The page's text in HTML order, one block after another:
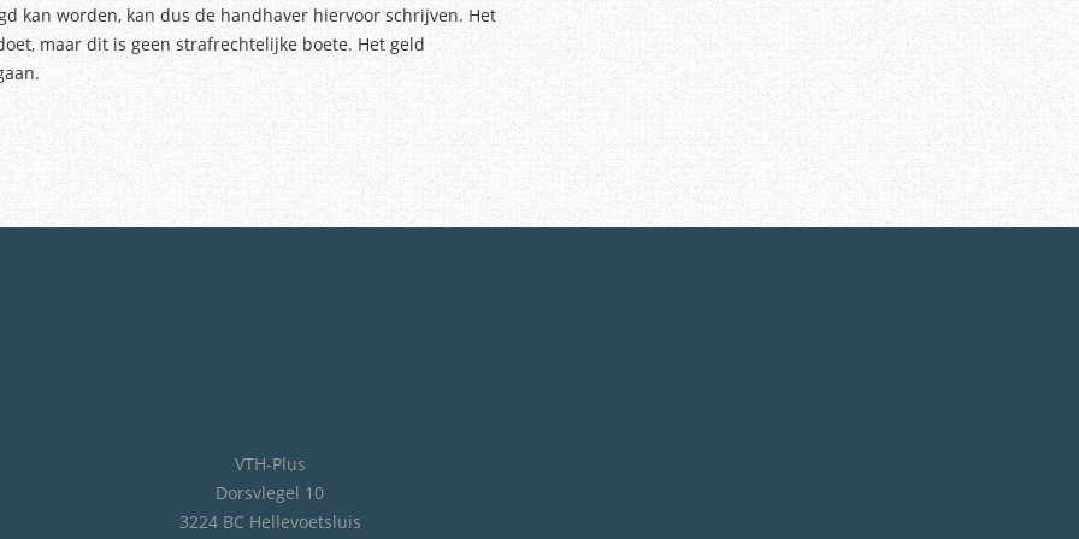
kan worden, kan dus de handhaver hiervoor schrijven. Het
maar dit is geen strafrechtelijke boete. Het geld
VTH-Plus
Dorsvlegel 10
3224 BC Hellevoetsluis